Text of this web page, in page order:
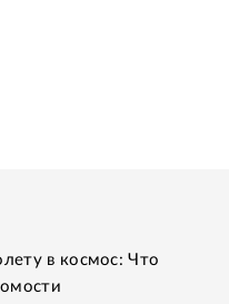
в космос: Что